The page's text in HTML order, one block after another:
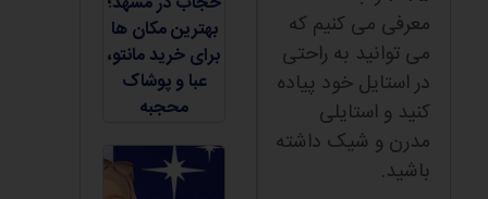
معرفی می کنیم که
می توانید به راحتی
در استایل خود پیاده
کنید و استایلی
مدرن و شیک داشته
باشید.
بهترین مکان ها
برای خرید مانتو،
عبا و پوشاک
محجبه